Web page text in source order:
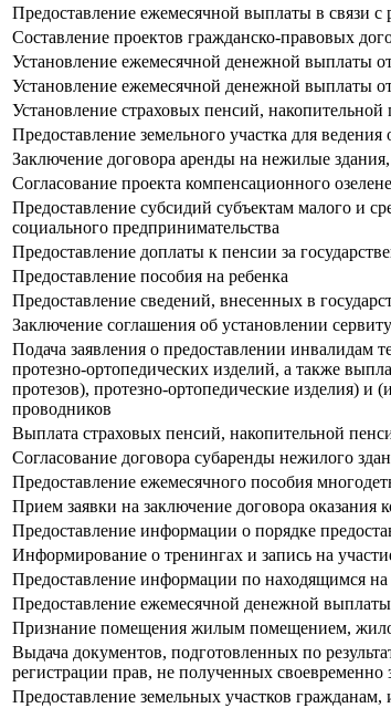
Предоставление ежемесячной выплаты в связи
Составление проектов гражданско-правовых
Установление ежемесячной денежной выплаты
Установление ежемесячной денежной выплаты
Установление страховых пенсий,
Предоставление земельного участка для
Заключение договора аренды на нежилые
Согласование проекта компенсационного
Предоставление субсидий субъектам малого и
социального предпринимательства
Предоставление доплаты к пенсии за
Предоставление пособия на ребенка
Предоставление сведений, внесенных в
Заключение соглашения об установлении
Подача заявления о предоставлении инвалидам
протезно-ортопедических изделий, а также
протезов), протезно-ортопедические изделия)
проводников
Выплата страховых пенсий, накопительной
Согласование договора субаренды нежилого
Предоставление ежемесячного пособия
Прием заявки на заключение договора оказания
Предоставление информации о порядке
Информирование о тренингах и запись на
Предоставление информации по находящимся
Предоставление ежемесячной денежной
Признание помещения жилым помещением,
Выдача документов, подготовленных по
регистрации прав, не полученных своевременно
Предоставление земельных участков